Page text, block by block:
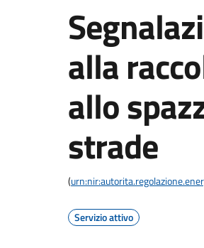
alla
allo
strade
(
Servizio attivo